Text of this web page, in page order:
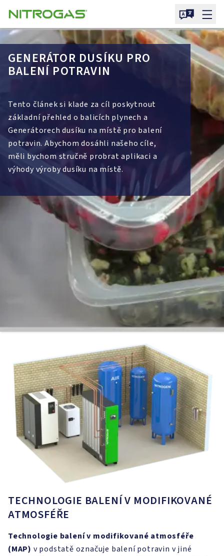
GENERÁTOR DUSÍKU PRO
BALENÍ POTRAVIN
Tento článek si klade za cíl poskytnout
základní přehled o balicích plynech a
Generátorech dusíku na místě pro balení
potravin. Abychom dosáhli našeho cíle,
měli bychom stručně probrat aplikaci a
výhody výroby dusíku na místě.
TECHNOLOGIE BALENÍ V MODIFIKOVANÉ
ATMOSFÉŘE
Technologie balení v modifikované atmosféře
(MAP) v podstatě označuje balení potravin v jiné